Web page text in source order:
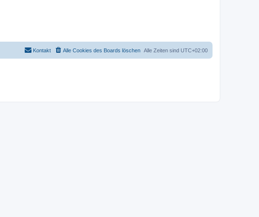
Alle Zeiten sind UTC+02:00
Alle Cookies des Boards löschen
Kontakt